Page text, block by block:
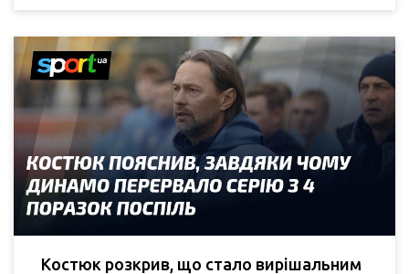
Костюк розкрив, що стало вирішальним